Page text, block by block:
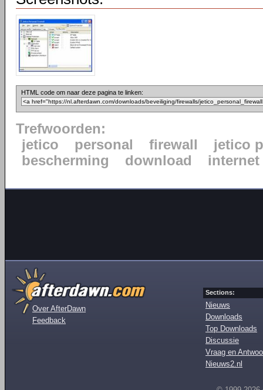
HTML code om naar deze pagina te linken:
Trefwoorden:
jetico
personal firewall
jetico
bescherming
download internet
Over AfterDawn
Feedback
Sections:
Nieuws
Downloads
Top Downloads
Discussie
Vraag en
Nieuws2.nl